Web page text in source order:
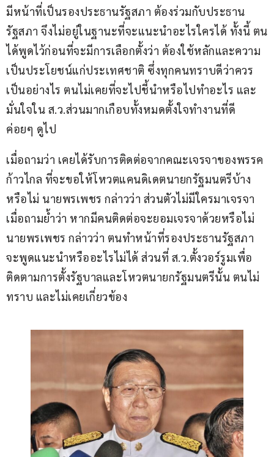
มีหน้าที่เป็นรองประธานรัฐสภา ต้องร่วมกับประธาน
รัฐสภา จึงไม่อยู่ในฐานะที่จะแนะนำอะไรใครได้ ทั้งนี้ ตน
ได้พูดไว้ก่อนที่จะมีการเลือกตั้งว่า ต้องใช้หลักและความ
เป็นประโยชน์แก่ประเทศชาติ ซึ่งทุกคนทราบดีว่าควร
เป็นอย่างไร ตนไม่เคยที่จะไปชี้นำหรือไปทำอะไร และ
มั่นใจใน ส.ว.ส่วนมากเกือบทั้งหมดตั้งใจทำงานที่ดี
ค่อยๆ ดูไป
เมื่อถามว่า เคยได้รับการติดต่อจากคณะเจรจาของพรรค
ก้าวไกล ที่จะขอให้โหวตแคนดิเดตนายกรัฐมนตรีบ้าง
หรือไม่ นายพรเพชร กล่าวว่า ส่วนตัวไม่มีใครมาเจรจา
เมื่อถามย้ำว่า หากมีคนติดต่อจะยอมเจรจาด้วยหรือไม่
นายพรเพชร กล่าวว่า ตนทำหน้าที่รองประธานรัฐสภา
จะพูดแนะนำหรืออะไรไม่ได้ ส่วนที่ ส.ว.ตั้งวอร์รูมเพื่อ
ติดตามการตั้งรัฐบาลและโหวตนายกรัฐมนตรีนั้น ตนไม่
ทราบ และไม่เคยเกี่ยวข้อง